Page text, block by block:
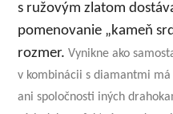
s ružovým zlatom
pomenovanie „kameň
rozmer. Vynikne ako
v kombinácii s diamantmi
ani spoločnosti iných